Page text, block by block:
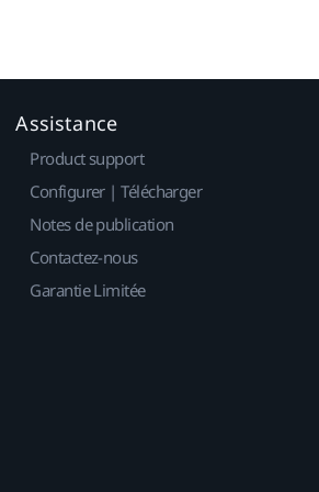
Assistance
Product support
Configurer | Télécharger
Notes de publication
Contactez-nous
Garantie Limitée